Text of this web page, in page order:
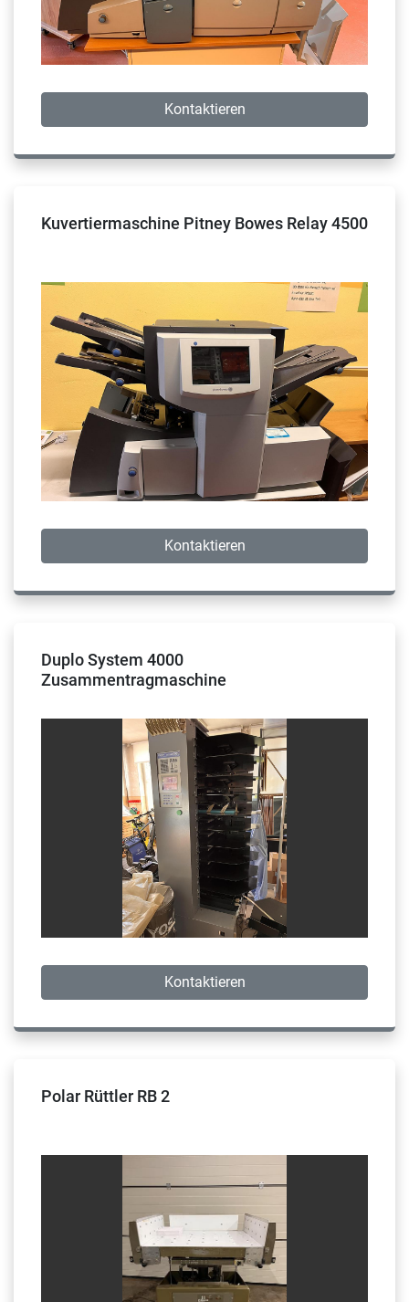
Kontaktieren
Kuvertiermaschine Pitney Bowes Relay 4500
Kontaktieren
Duplo System 4000
Zusammentragmaschine
Kontaktieren
Polar Rüttler RB 2